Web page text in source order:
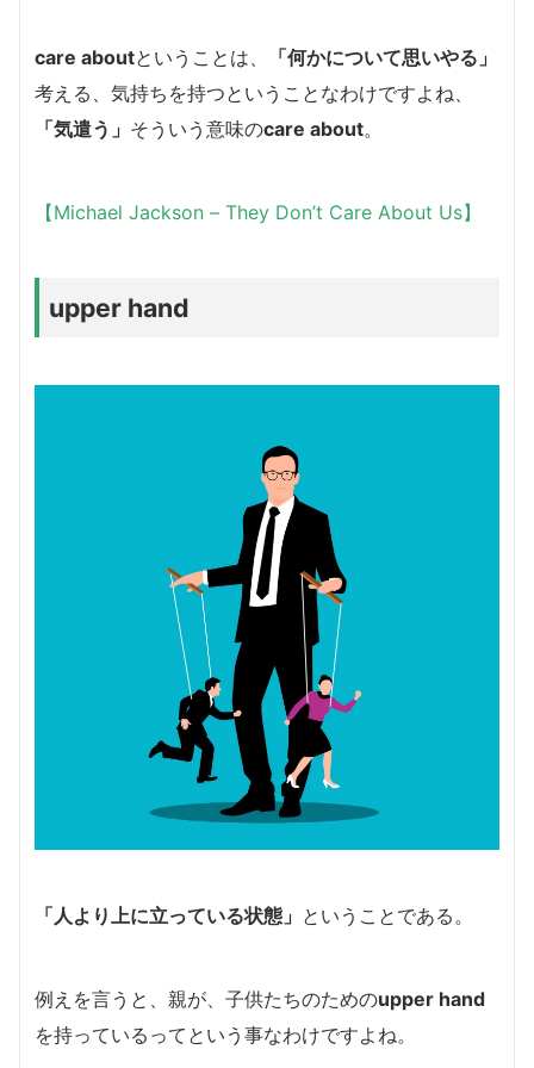
care aboutということは、
「何かについて思いやる」
考える、気持ちを持つということなわけですよね、
「気遣う」 そういう意味のcare about。
【Michael Jackson – They Don’t Care About Us】
upper hand
「人より上に立っている状態」 ということである。
例えを言うと、親が、子供たちのためのupper hand
を持っているってという事なわけですよね。